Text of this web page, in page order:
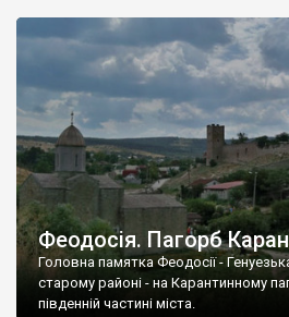
Феодосія. Пагорб
Головна памятка Феодосії -
старому районі - на Карантинному
південній частині міста.